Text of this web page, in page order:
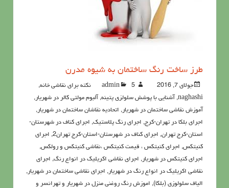
طرز ساخت رنگ ساختمان به شیوه مدرن
جولای 7, 2016 admin 5نکته برای نقاشی خانه
,
naghashi
, آشنايي با پوشش سلولزي پتينه, آلبوم مولتی کالر در شهریار,
آموزش نقاشی ساختمان در شهریار, اتحادیه نقاشان ساختمان در شهریار,
اجرای بلکا در تهران-کرج, اجرای رنگ پلاستیک, اجرای کناف در شهرستان-
استان-کرج تهران, اجرای کناف در شهرستان-استان-کرج تهران2 , اجرای
کنیتکس, اجرای کنیتکس ، قیمت کنیتکس ،نقاشي كنيتكس و رولكس,
اجرای کنیتکس در شهریار, اجرای نقاشی اکریلیک در انواع رنگ, اجرای
نقاشی اکریلیک در انواع رنگ در شهریار, اجرای نقاشی ساختمان در شهریار,
الیاف سلولوزی (بلکا), اموزش رنگ روغنی منزل در شهریار و تهرانسر و